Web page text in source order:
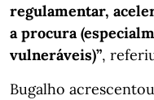
regulamentar,
a procura
vulneráveis)”,
Bugalho